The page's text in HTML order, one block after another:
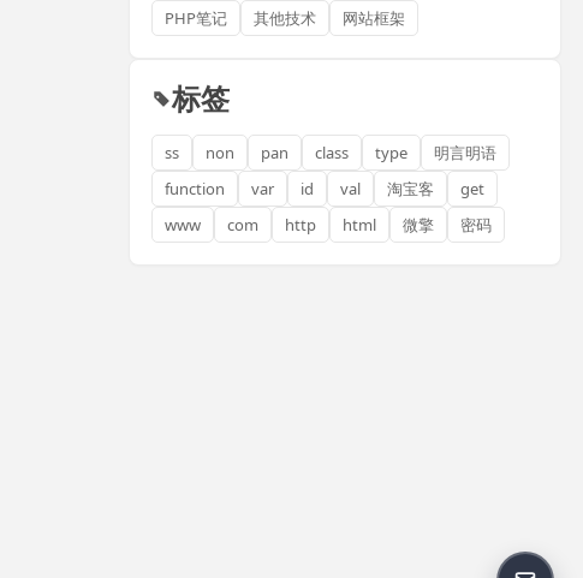
PHP笔记 其他技术 网站框架
标签
ss non pan class type
明言明语
function
var id val 淘宝客
get
www
com http html 微擎 密码